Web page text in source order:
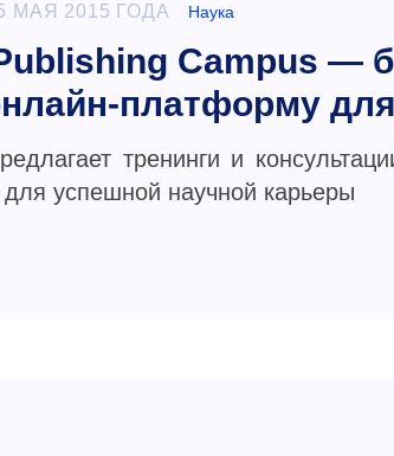
МАЯ 2015 ГОДА Наука
Campus —
платформу
тренинги и
успешной научной карьеры